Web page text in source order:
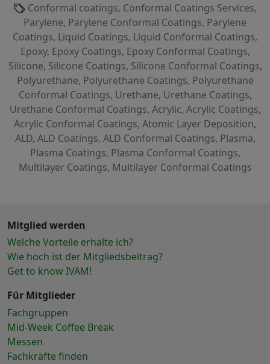
Conformal coatings, Conformal Coatings Services,
Parylene, Parylene Conformal Coatings, Parylene
Coatings, Liquid Coatings, Liquid Conformal Coatings,
Epoxy, Epoxy Coatings, Epoxy Conformal Coatings,
Silicone, Silicone Coatings, Silicone Conformal Coatings,
Polyurethane, Polyurethane Coatings, Polyurethane
Conformal Coatings, Urethane, Urethane Coatings,
Urethane Conformal Coatings, Acrylic, Acrylic Coatings,
Acrylic Conformal Coatings, Atomic Layer Deposition,
ALD, ALD Coatings, ALD Conformal Coatings, Plasma,
Plasma Coatings, Plasma Conformal Coatings,
Multilayer Coatings, Multilayer Conformal Coatings
Mitglied werden
Welche Vorteile erhalte ich?
Wie hoch ist der Mitgliedsbeitrag?
Get to know IVAM!
Für Mitglieder
Fachgruppen
Mid-Week Coffee Break
Messen
Fachkräfte finden